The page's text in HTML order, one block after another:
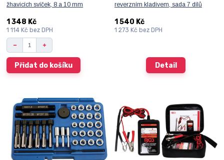
žhavicích svíček, 8 a 10 mm
1 348 Kč
1 114 Kč bez DPH
Přidat do košíku
reverzním kladivem, sada 7 dílů
1 540 Kč
1 273 Kč bez DPH
Detail